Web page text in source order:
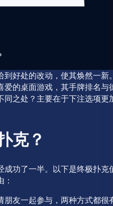
到好处的改动，使其焕然一新
爱的桌面游戏，其手牌排名与
同之处？主要在于下注选项更
克？
成功了一半。以下是终极扑克
朋友一起参与，两种方式都很